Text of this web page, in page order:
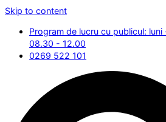
Skip to content
Program de lucru cu publicul:
08.30 - 12.00
0269 522 101